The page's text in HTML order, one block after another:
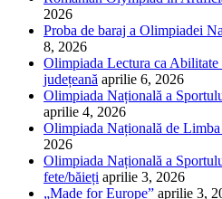
2026
Proba de baraj a Olimpiadei
8, 2026
Olimpiada Lectura ca
județeană aprilie 6, 2026
Olimpiada Națională a
aprilie 4, 2026
Olimpiada Națională de
2026
Olimpiada Națională a
fete/băieți aprilie 3, 2026
„Made for Europe” aprilie 3,